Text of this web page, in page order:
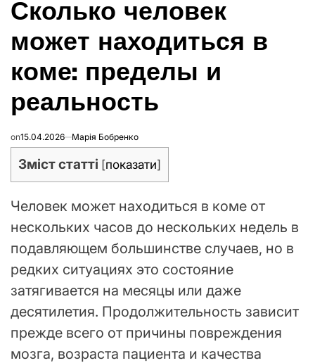
Сколько человек
может находиться в
коме: пределы и
реальность
on15.04.2026 Марія Бобренко
Зміст статті [показати]
Человек может находиться в коме от
нескольких часов до нескольких недель в
подавляющем большинстве случаев, но в
редких ситуациях это состояние
затягивается на месяцы или даже
десятилетия. Продолжительность зависит
прежде всего от причины повреждения
мозга, возраста пациента и качества